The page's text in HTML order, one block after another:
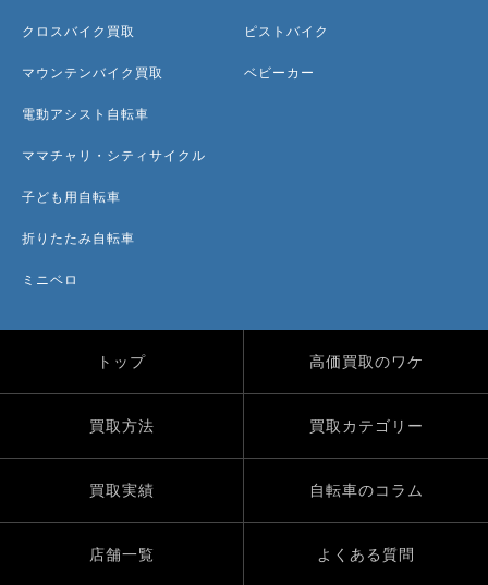
クロスバイク買取
マウンテンバイク買取
電動アシスト自転車
ママチャリ・シティサイクル
子ども用自転車
折りたたみ自転車
ミニベロ
ピストバイク
ベビーカー
トップ 高価買取のワケ
買取方法 買取カテゴリー
買取実績 自転車のコラム
店舗一覧 よくある質問